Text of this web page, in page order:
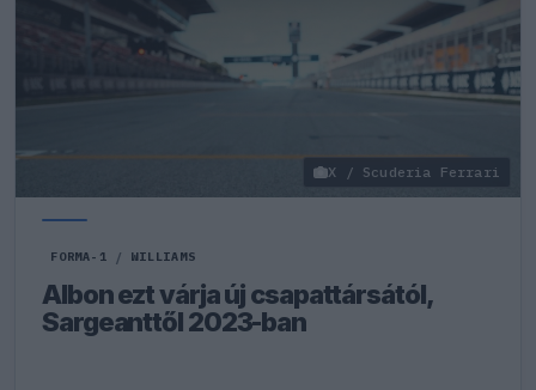
X / Scuderia Ferrari
FORMA-1 / WILLIAMS
Albon ezt várja új csapattársától,
Sargeanttől 2023-ban